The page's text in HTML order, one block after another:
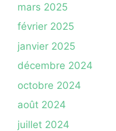
mars 2025
février 2025
janvier 2025
décembre 2024
octobre 2024
août 2024
juillet 2024